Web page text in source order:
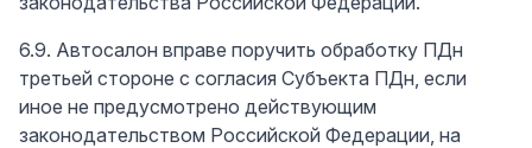
6.9. Автосалон вправе поручить обработку ПДн
третьей стороне с согласия Субъекта ПДн, если
иное не предусмотрено действующим
законодательством Российской Федерации, на